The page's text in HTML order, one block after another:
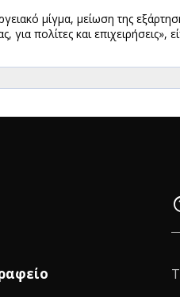
μίγμα, μείωση της
για πολίτες και επιχειρήσεις»,